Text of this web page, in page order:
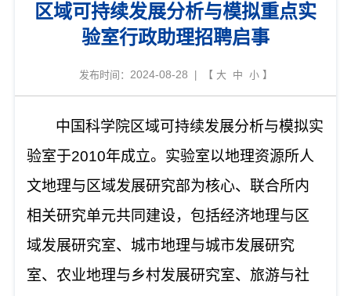
区域可持续发展分析与模拟重点实
验室行政助理招聘启事
发布时间： 2024-08-28 | 【 大 中 小】
中国科学院区域可持续发展分析与模拟实
验室于2010年成立。实验室以地理资源所人
文地理与区域发展研究部为核心、联合所内
相关研究单元共同建设，包括经济地理与区
域发展研究室、城市地理与城市发展研究
室、农业地理与乡村发展研究室、旅游与社